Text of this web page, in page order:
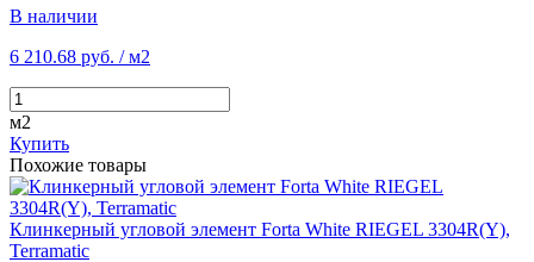
В наличии
6 210.68 руб. / м2
м2
Купить
Похожие товары
Клинкерный угловой элемент Forta White RIEGEL 3304R(Y),
Terramatic